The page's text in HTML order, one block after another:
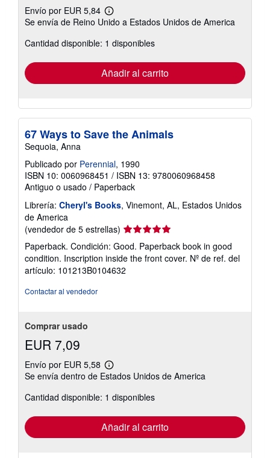
Envío por EUR 5,84
Más
información
las
tarifas
envío
Se envía de Reino Unido a Estados Unidos de America
Cantidad disponible: 1 disponibles
Añadir al carrito
67 Ways to Save the Animals
Sequoia, Anna
Publicado por Perennial, 1990
ISBN 10: 0060968451 / ISBN 13: 9780060968458
Antiguo o usado / Paperback
Librería: Cheryl's Books, Vinemont, AL, Estados Unidos
de America
(vendedor de 5 estrellas) Calificación
del
vendedor:
5
de
Paperback. Condición: Good. Paperback book in good
condition. Inscription inside the front cover. Nº de ref. del
artículo: 101213B0104632
Contactar al vendedor
Comprar usado
EUR 7,09
Envío por EUR 5,58
Más
información
las
tarifas
envío
Se envía dentro de Estados Unidos de America
Cantidad disponible: 1 disponibles
Añadir al carrito